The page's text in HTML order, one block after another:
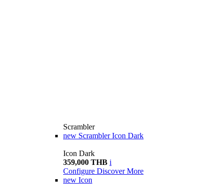
Scrambler
new Scrambler Icon Dark
Icon Dark
359,000 THB i
Configure Discover More
new Icon